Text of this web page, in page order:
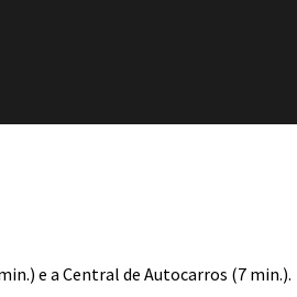
e a Central de Autocarros (7 min.).